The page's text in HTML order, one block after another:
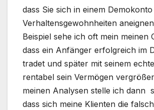
dass Sie sich in einem
Verhaltensgewohnheiten
Beispiel sehe ich oft mein meinen
dass ein Anfänger erfolgreich im
tradet und später mit seinem
rentabel sein Vermögen
meinen Analysen stelle ich dann
dass sich meine Klienten die